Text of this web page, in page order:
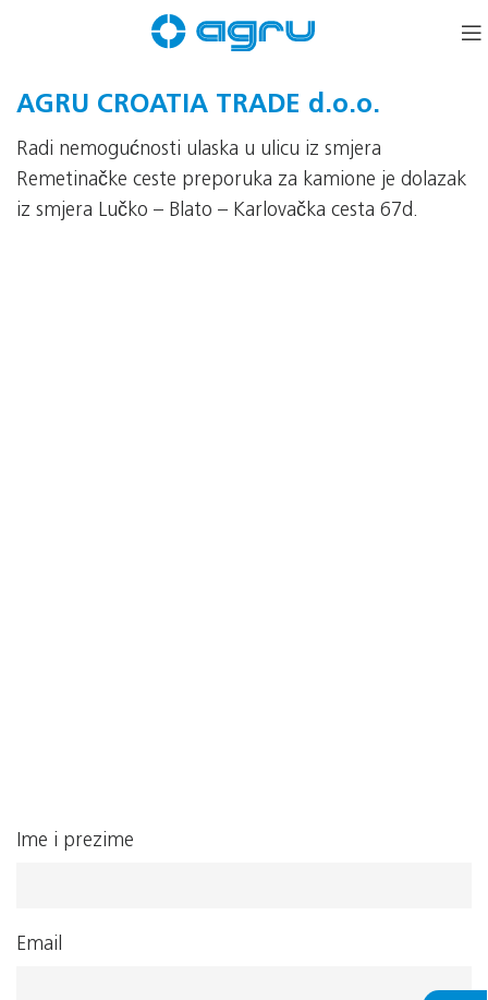
AGRU CROATIA TRADE d.o.o.
Radi nemogućnosti ulaska u ulicu iz smjera
Remetinačke ceste preporuka za kamione je dolazak
iz smjera Lučko – Blato – Karlovačka cesta 67d.
Ime i prezime
Email